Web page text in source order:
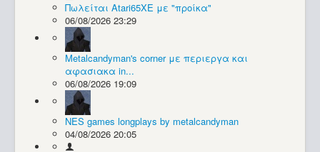
Συλλογές / Projects
Πωλείται Atari65XE με "προίκα"
06/08/2026 23:29
Metalcandyman's corner με περιεργα και
αφασιακα in...
06/08/2026 19:09
NES games longplays by metalcandyman
04/08/2026 20:05